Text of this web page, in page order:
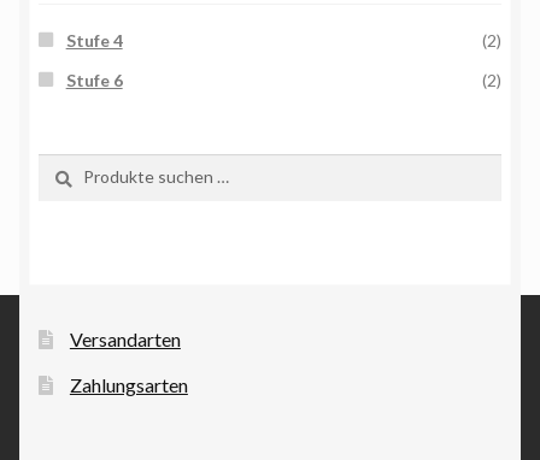
Stufe 4
(2)
Stufe 6
(2)
nach:
Versandarten
Zahlungsarten